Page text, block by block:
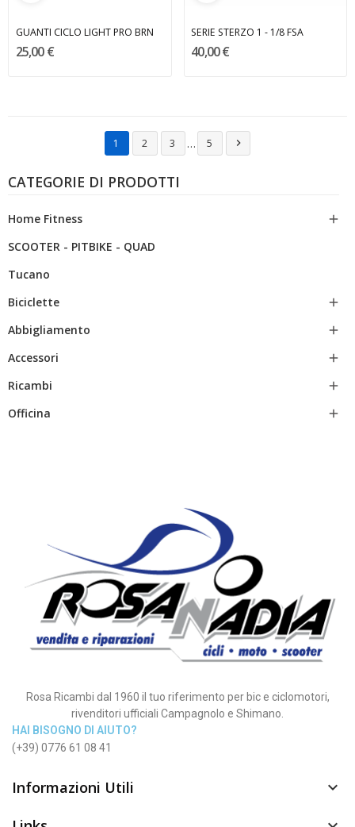
CATEGORIE DI PRODOTTI
Home Fitness 
SCOOTER - PITBIKE - QUAD
Tucano
Biciclette

Abbigliamento 
Accessori 
Ricambi 
Officina 
GUANTI CICLO LIGHT PRO BRN
25,00 €
SERIE STERZO 1 - 1/8 FSA
40,00 €
1 2 3 … 5 
Rosa Ricambi dal 1960 il tuo riferimento per bic e ciclomotori,
rivenditori ufficiali Campagnolo e Shimano.
HAI BISOGNO DI AIUTO?
(+39) 0776 61 08 41
Informazioni Utili 